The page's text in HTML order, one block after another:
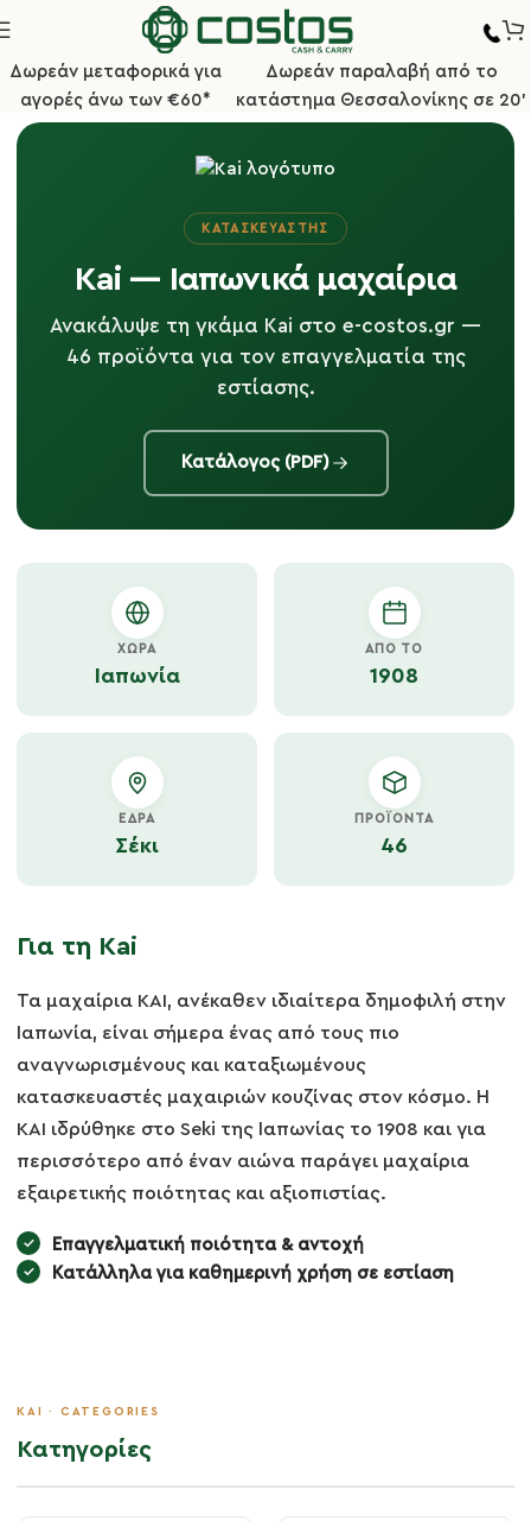
Δωρεάν μεταφορικά για
αγορές άνω των €60*
Δωρεάν παραλαβή από το
κατάστημα Θεσσαλονίκης σε 20'
ΚΑΤΑΣΚΕΥΑΣΤΉΣ
Kai — Ιαπωνικά μαχαίρια
Ανακάλυψε τη γκάμα Kai στο e-costos.gr —
46 προϊόντα για τον επαγγελματία της
εστίασης.
Κατάλογος (PDF)
ΧΏΡΑ
Ιαπωνία
ΑΠΌ ΤΟ
1908
ΈΔΡΑ
Σέκι
ΠΡΟΪΌΝΤΑ
46
Για τη Kai
Τα μαχαίρια KAI, ανέκαθεν ιδιαίτερα δημοφιλή στην
Ιαπωνία, είναι σήμερα ένας από τους πιο
αναγνωρισμένους και καταξιωμένους
κατασκευαστές μαχαιριών κουζίνας στον κόσμο. Η
KAI ιδρύθηκε στο Seki της Ιαπωνίας το 1908 και για
περισσότερο από έναν αιώνα παράγει μαχαίρια
εξαιρετικής ποιότητας και αξιοπιστίας.
Επαγγελματική ποιότητα & αντοχή
Κατάλληλα για καθημερινή χρήση σε εστίαση
Κατηγορίες